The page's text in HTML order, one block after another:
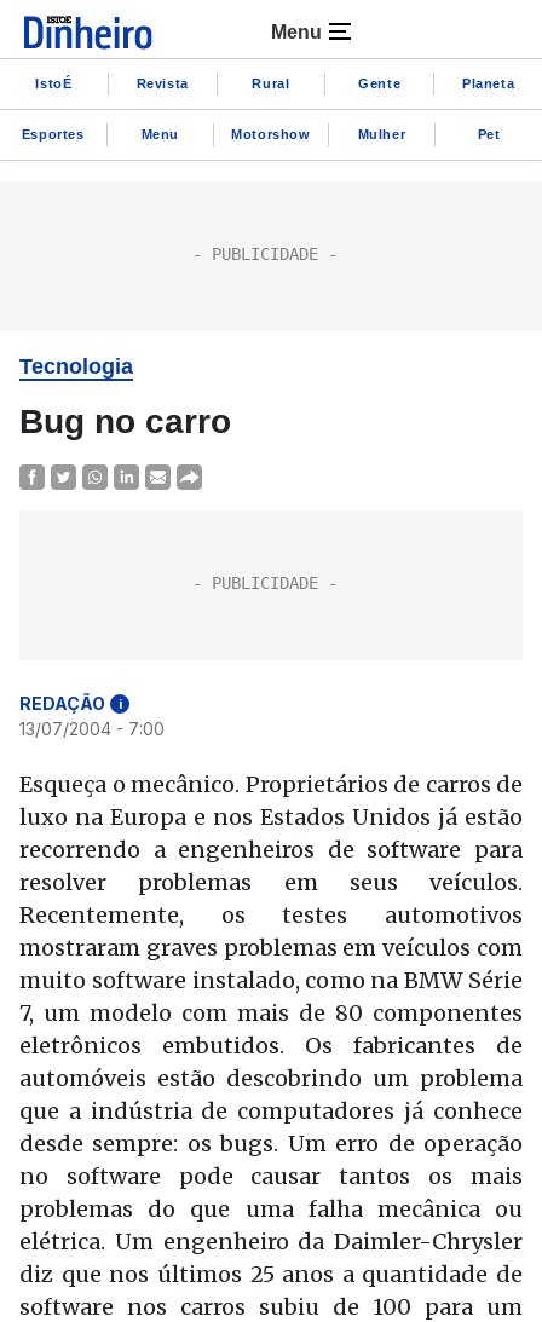
Menu
IstoÉ Revista Rural Gente Planeta
Esportes Menu Motorshow Mulher Pet
Tecnologia
Bug no carro
REDAÇÃO i
13/07/2004 - 7:00
Esqueça o mecânico. Proprietários de carros de
luxo na Europa e nos Estados Unidos já estão
recorrendo a engenheiros de software para
resolver problemas em seus veículos.
Recentemente, os testes automotivos
mostraram graves problemas em veículos com
muito software instalado, como na BMW Série
7, um modelo com mais de 80 componentes
eletrônicos embutidos. Os fabricantes de
automóveis estão descobrindo um problema
que a indústria de computadores já conhece
desde sempre: os bugs. Um erro de operação
no software pode causar tantos os mais
problemas do que uma falha mecânica ou
elétrica. Um engenheiro da Daimler-Chrysler
diz que nos últimos 25 anos a quantidade de
software nos carros subiu de 100 para um